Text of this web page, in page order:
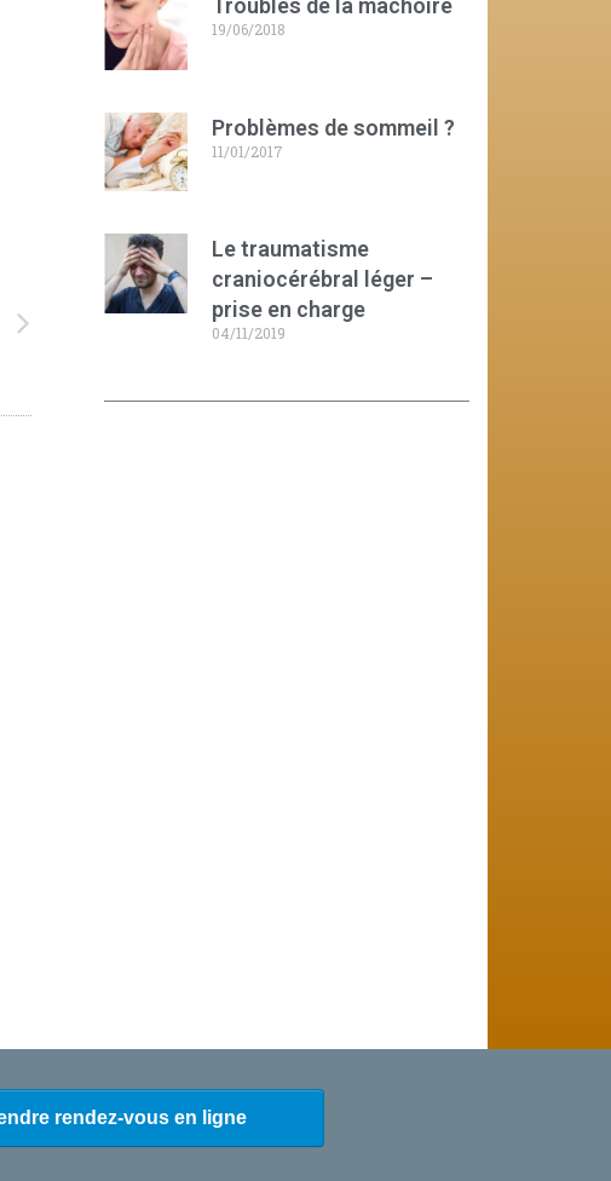
19/06/2018
Problèmes de sommeil ?
11/01/2017
Le traumatisme
craniocérébral léger –
prise en charge
04/11/2019